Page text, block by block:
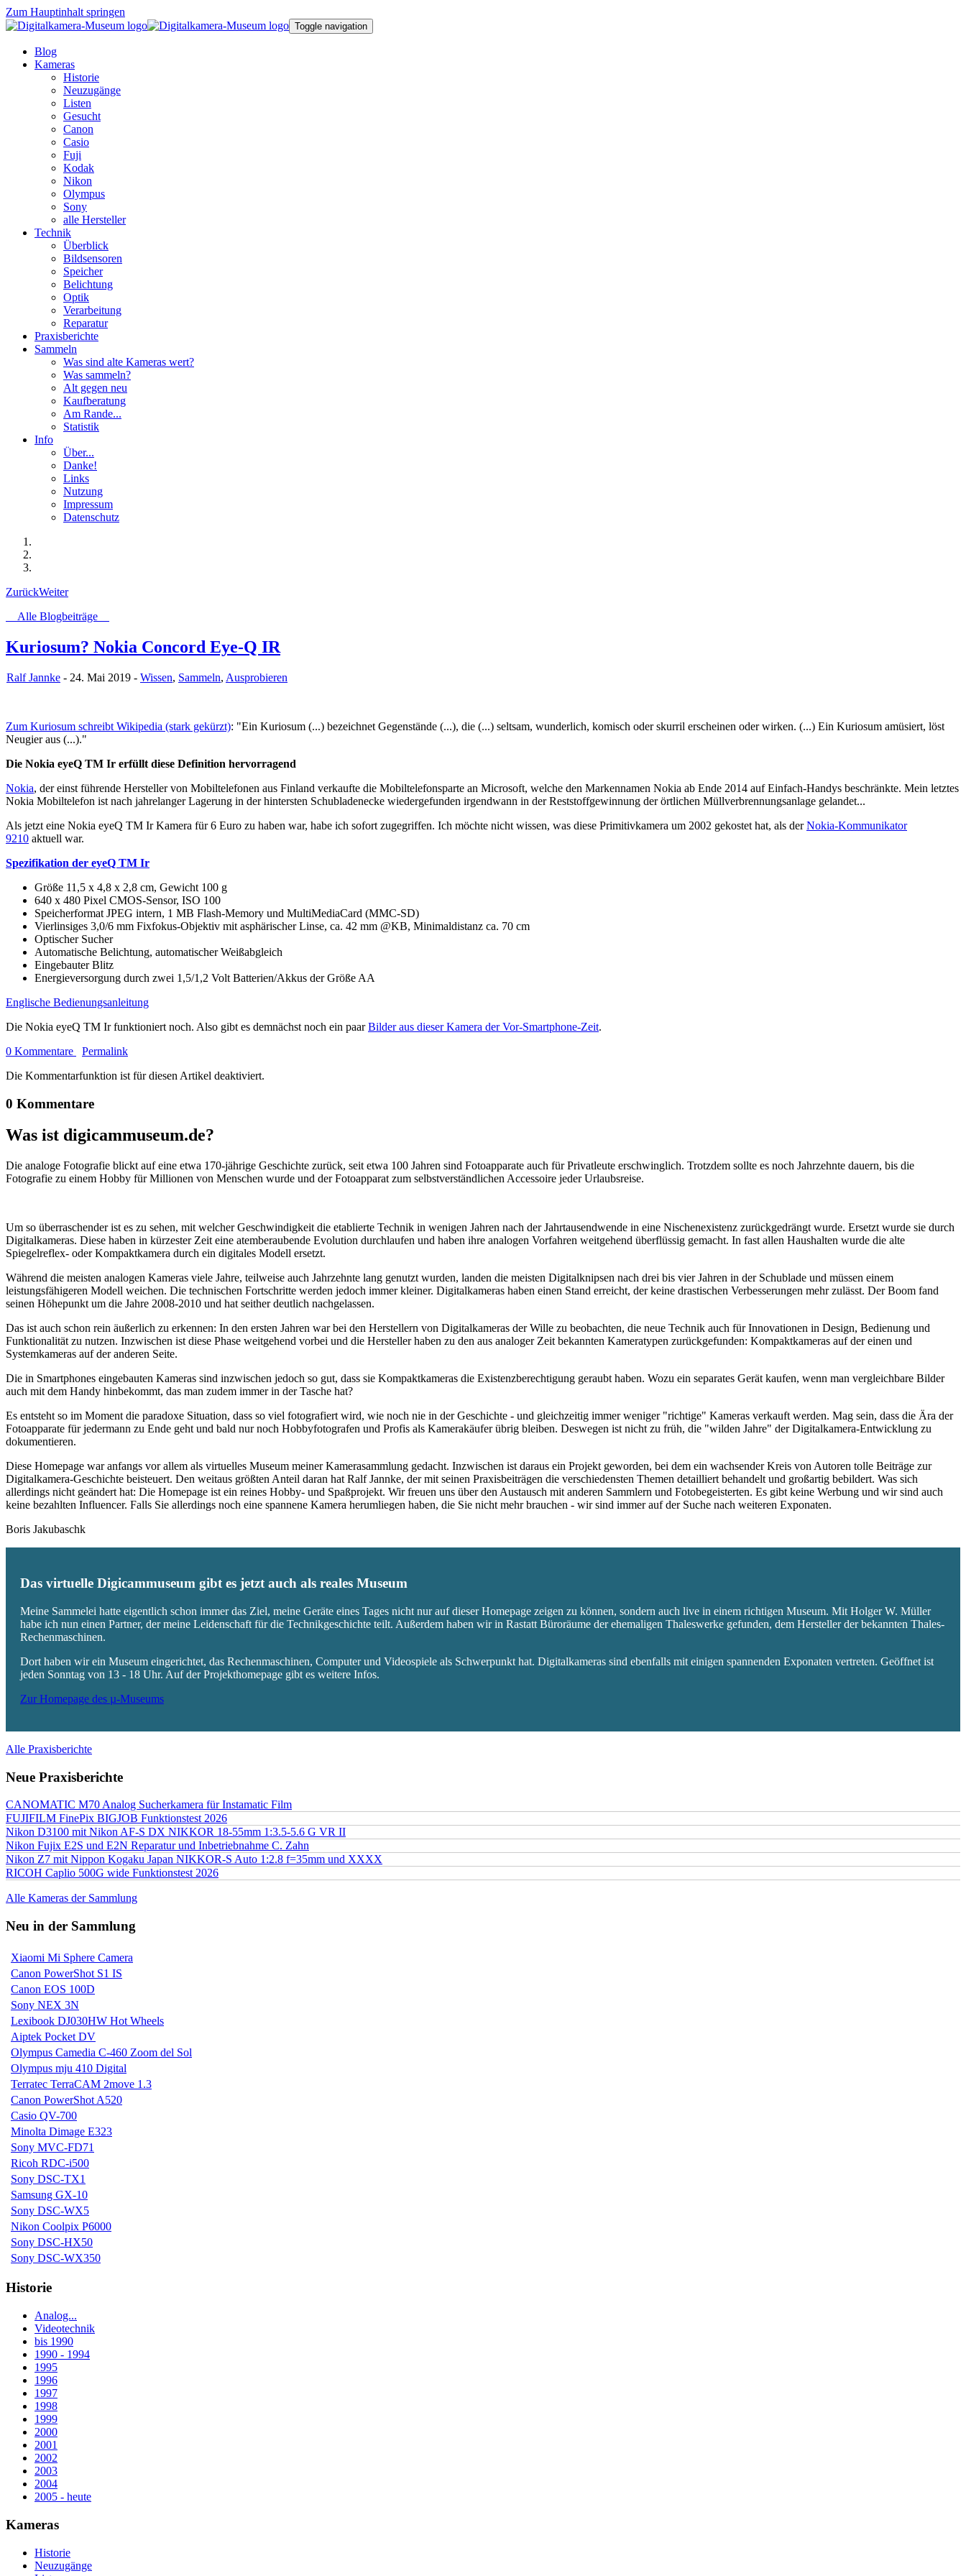
Zum Hauptinhalt springen
Toggle navigation
Blog
Kameras
Historie
Neuzugänge
Listen
Gesucht
Canon
Casio
Fuji
Kodak
Nikon
Olympus
Sony
alle Hersteller
Technik
Überblick
Bildsensoren
Speicher
Belichtung
Optik
Verarbeitung
Reparatur
Praxisberichte
Sammeln
Was sind alte Kameras wert?
Was sammeln?
Alt gegen neu
Kaufberatung
Am Rande...
Statistik
Info
Über...
Danke!
Links
Nutzung
Impressum
Datenschutz
ZurückWeiter
Alle Blogbeiträge
Kuriosum? Nokia Concord Eye-Q IR
Ralf Jannke - 24. Mai 2019 - Wissen, Sammeln, Ausprobieren
Zum Kuriosum schreibt Wikipedia (stark gekürzt): "Ein Kuriosum (...) bezeichnet Gegenstände (...), die (...) seltsam, wunderlich, komisch oder skurril erscheinen oder wirken. (...) Ein Kuriosum amüsiert, löst
Neugier aus (...)."
Die Nokia eyeQ TM Ir erfüllt diese Definition hervorragend
Nokia, der einst führende Hersteller von Mobiltelefonen aus Finland verkaufte die Mobiltelefonsparte an Microsoft, welche den Markennamen Nokia ab Ende 2014 auf Einfach-Handys beschränkte. Mein letztes
Nokia Mobiltelefon ist nach jahrelanger Lagerung in der hintersten Schubladenecke wiedergefunden irgendwann in der Reststoffgewinnung der örtlichen Müllverbrennungsanlage gelandet...
Als jetzt eine Nokia eyeQ TM Ir Kamera für 6 Euro zu haben war, habe ich sofort zugegriffen. Ich möchte nicht wissen, was diese Primitivkamera um 2002 gekostet hat, als derNokia-Kommunikator
9210 aktuell war.
Spezifikation der eyeQ TM Ir
Größe 11,5 x 4,8 x 2,8 cm, Gewicht 100 g
640 x 480 Pixel CMOS-Sensor, ISO 100
Speicherformat JPEG intern, 1 MB Flash-Memory und MultiMediaCard (MMC-SD)
Vierlinsiges 3,0/6 mm Fixfokus-Objektiv mit asphärischer Linse, ca. 42 mm @KB, Minimaldistanz ca. 70 cm
Optischer Sucher
Automatische Belichtung, automatischer Weißabgleich
Eingebauter Blitz
Energieversorgung durch zwei 1,5/1,2 Volt Batterien/Akkus der Größe AA
Englische Bedienungsanleitung
Die Nokia eyeQ TM Ir funktioniert noch. Also gibt es demnächst noch ein paarBilder aus dieser Kamera der Vor-Smartphone-Zeit.
0 Kommentare
Permalink
Die Kommentarfunktion ist für diesen Artikel deaktiviert.
0 Kommentare
Was ist digicammuseum.de?
Die analoge Fotografie blickt auf eine etwa 170-jährige Geschichte zurück, seit etwa 100 Jahren sind Fotoapparate auch für Privatleute erschwinglich. Trotzdem sollte es noch Jahrzehnte dauern, bis die
Fotografie zu einem Hobby für Millionen von Menschen wurde und der Fotoapparat zum selbstverständlichen Accessoire jeder Urlaubsreise.
Um so überraschender ist es zu sehen, mit welcher Geschwindigkeit die etablierte Technik in wenigen Jahren nach der Jahrtausendwende in eine Nischenexistenz zurückgedrängt wurde. Ersetzt wurde sie durch
Digitalkameras. Diese haben in kürzester Zeit eine atemberaubende Evolution durchlaufen und haben ihre analogen Vorfahren weitgehend überflüssig gemacht. In fast allen Haushalten wurde die alte
Spiegelreflex- oder Kompaktkamera durch ein digitales Modell ersetzt.
Während die meisten analogen Kameras viele Jahre, teilweise auch Jahrzehnte lang genutzt wurden, landen die meisten Digitalknipsen nach drei bis vier Jahren in der Schublade und müssen einem
leistungsfähigeren Modell weichen. Die technischen Fortschritte werden jedoch immer kleiner. Digitalkameras haben einen Stand erreicht, der keine drastischen Verbesserungen mehr zulässt. Der Boom fand
seinen Höhepunkt um die Jahre 2008-2010 und hat seither deutlich nachgelassen.
Das ist auch schon rein äußerlich zu erkennen: In den ersten Jahren war bei den Herstellern von Digitalkameras der Wille zu beobachten, die neue Technik auch für Innovationen in Design, Bedienung und
Funktionalität zu nutzen. Inzwischen ist diese Phase weitgehend vorbei und die Hersteller haben zu den aus analoger Zeit bekannten Kameratypen zurückgefunden: Kompaktkameras auf der einen und
Systemkameras auf der anderen Seite.
Die in Smartphones eingebauten Kameras sind inzwischen jedoch so gut, dass sie Kompaktkameras die Existenzberechtigung geraubt haben. Wozu ein separates Gerät kaufen, wenn man vergleichbare Bilder
auch mit dem Handy hinbekommt, das man zudem immer in der Tasche hat?
Es entsteht so im Moment die paradoxe Situation, dass so viel fotografiert wird, wie noch nie in der Geschichte - und gleichzeitig immer weniger "richtige" Kameras verkauft werden. Mag sein, dass die Ära der
Fotoapparate für jedermann zu Ende geht und bald nur noch Hobbyfotografen und Profis als Kamerakäufer übrig bleiben. Deswegen ist nicht zu früh, die "wilden Jahre" der Digitalkamera-Entwicklung zu
dokumentieren.
Diese Homepage war anfangs vor allem als virtuelles Museum meiner Kamerasammlung gedacht. Inzwischen ist daraus ein Projekt geworden, bei dem ein wachsender Kreis von Autoren tolle Beiträge zur
Digitalkamera-Geschichte beisteuert. Den weitaus größten Anteil daran hat Ralf Jannke, der mit seinen Praxisbeiträgen die verschiedensten Themen detailliert behandelt und großartig bebildert. Was sich
allerdings nicht geändert hat: Die Homepage ist ein reines Hobby- und Spaßprojekt. Wir freuen uns über den Austausch mit anderen Sammlern und Fotobegeisterten. Es gibt keine Werbung und wir sind auch
keine bezahlten Influencer. Falls Sie allerdings noch eine spannene Kamera herumliegen haben, die Sie nicht mehr brauchen - wir sind immer auf der Suche nach weiteren Exponaten.
Boris Jakubaschk
Das virtuelle Digicammuseum gibt es jetzt auch als reales Museum
Meine Sammelei hatte eigentlich schon immer das Ziel, meine Geräte eines Tages nicht nur auf dieser Homepage zeigen zu können, sondern auch live in einem richtigen Museum. Mit Holger W. Müller
habe ich nun einen Partner, der meine Leidenschaft für die Technikgeschichte teilt. Außerdem haben wir in Rastatt Büroräume der ehemaligen Thaleswerke gefunden, dem Hersteller der bekannten Thales-
Rechenmaschinen.
Dort haben wir ein Museum eingerichtet, das Rechenmaschinen, Computer und Videospiele als Schwerpunkt hat. Digitalkameras sind ebenfalls mit einigen spannenden Exponaten vertreten. Geöffnet ist
jeden Sonntag von 13 - 18 Uhr. Auf der Projekthomepage gibt es weitere Infos.
Zur Homepage des µ-Museums
Alle Praxisberichte
Neue Praxisberichte
CANOMATIC M70 Analog Sucherkamera für Instamatic Film
FUJIFILM FinePix BIGJOB Funktionstest 2026
Nikon D3100 mit Nikon AF-S DX NIKKOR 18-55mm 1:3.5-5.6 G VR II
Nikon Fujix E2S und E2N Reparatur und Inbetriebnahme C. Zahn
Nikon Z7 mit Nippon Kogaku Japan NIKKOR-S Auto 1:2.8 f=35mm und XXXX
RICOH Caplio 500G wide Funktionstest 2026
Alle Kameras der Sammlung
Neu in der Sammlung
Xiaomi Mi Sphere Camera
Canon PowerShot S1 IS
Canon EOS 100D
Sony NEX 3N
Lexibook DJ030HW Hot Wheels
Aiptek Pocket DV
Olympus Camedia C-460 Zoom del Sol
Olympus mju 410 Digital
Terratec TerraCAM 2move 1.3
Canon PowerShot A520
Casio QV-700
Minolta Dimage E323
Sony MVC-FD71
Ricoh RDC-i500
Sony DSC-TX1
Samsung GX-10
Sony DSC-WX5
Nikon Coolpix P6000
Sony DSC-HX50
Sony DSC-WX350
Historie
Analog...
Videotechnik
bis 1990
1990 - 1994
1995
1996
1997
1998
1999
2000
2001
2002
2003
2004
2005 - heute
Kameras
Historie
Neuzugänge